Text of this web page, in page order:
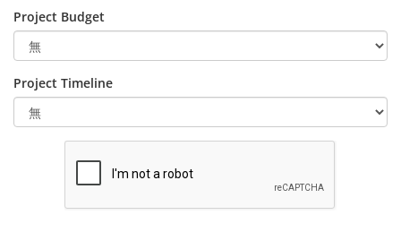
Project Budget
Project Timeline